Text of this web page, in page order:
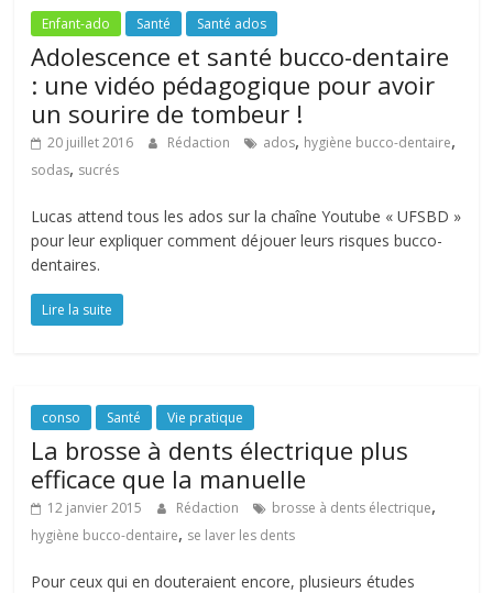
Enfant-ado Santé Santé ados
Adolescence et santé bucco-dentaire
: une vidéo pédagogique pour avoir
un sourire de tombeur !
20 juillet 2016 Rédaction ados, hygiène bucco-dentaire,
sodas, sucrés
Lucas attend tous les ados sur la chaîne Youtube « UFSBD »
pour leur expliquer comment déjouer leurs risques bucco-
dentaires.
Lire la suite
conso Santé Vie pratique
La brosse à dents électrique plus
efficace que la manuelle
12 janvier 2015 Rédaction brosse à dents électrique,
hygiène bucco-dentaire, se laver les dents
Pour ceux qui en douteraient encore, plusieurs études